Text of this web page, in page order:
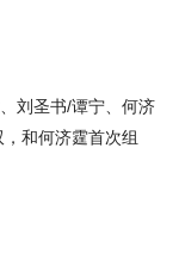
刘圣书/谭宁、何济
和何济霆首次组